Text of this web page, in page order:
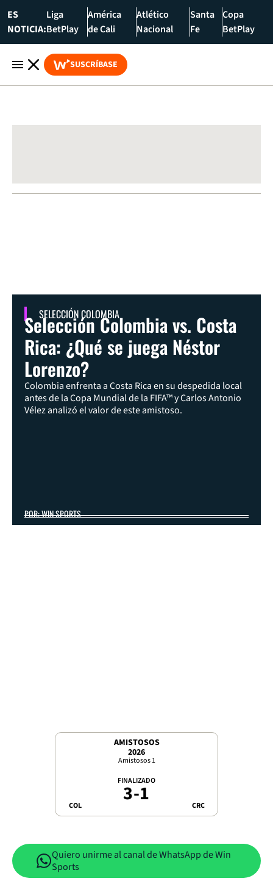
ES
NOTICIA:
Liga
BetPlay
América
de Cali
Atlético
Nacional
Santa
Fe
Copa
BetPlay
SUSCRÍBASE
SELECCIÓN COLOMBIA
Selección Colombia vs. Costa
Rica: ¿Qué se juega Néstor
Lorenzo?
Colombia enfrenta a Costa Rica en su despedida local
antes de la Copa Mundial de la FIFA™ y Carlos Antonio
Vélez analizó el valor de este amistoso.
POR: WIN SPORTS
AMISTOSOS
2026
Amistosos 1
COL
FINALIZADO
3-1 CRC
Quiero unirme al canal de WhatsApp de Win
Sports